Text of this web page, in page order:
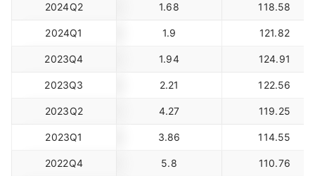
2024Q2 1.68 118.58
2024Q1 1.9 121.82
2023Q4 1.94 124.91
2023Q3 2.21 122.56
2023Q2 4.27 119.25
2023Q1 3.86 114.55
2022Q4 5.8 110.76